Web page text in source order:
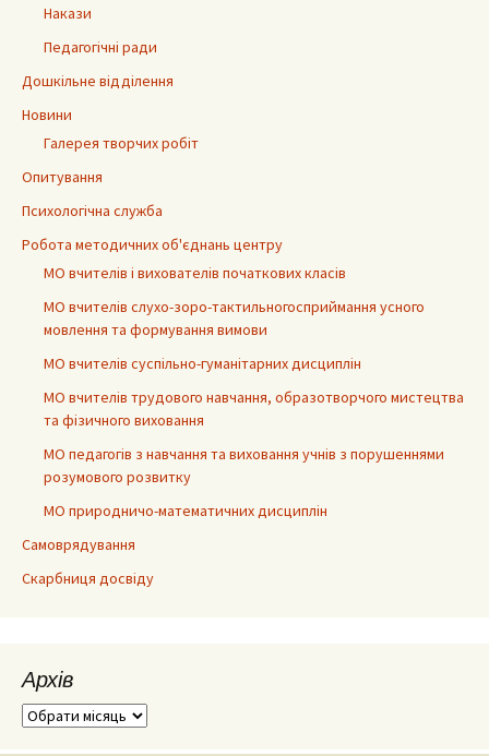
Накази
Педагогічні ради
Дошкільне відділення
Новини
Галерея творчих робіт
Опитування
Психологічна служба
Робота методичних об'єднань центру
МО вчителів і вихователів початкових класів
МО вчителів слухо-зоро-тактильногосприймання усного
мовлення та формування вимови
МО вчителів суспільно-гуманітарних дисциплін
МО вчителів трудового навчання, образотворчого мистецтва
та фізичного виховання
МО педагогів з навчання та виховання учнів з порушеннями
розумового розвитку
МО природничо-математичних дисциплін
Самоврядування
Скарбниця досвіду
Архів
Архів